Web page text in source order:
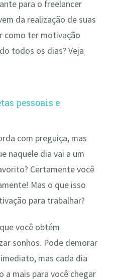
para o freelancer
da realização de suas
como ter motivação
todos os dias? Veja
pessoais e
com preguiça, mas
naquele dia vai a um
Certamente você
Mas o que isso
para trabalhar?
você obtém
sonhos. Pode demorar
mas cada dia
a mais para você chegar